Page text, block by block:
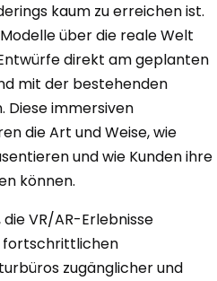
kaum zu erreichen ist.
über die reale Welt
direkt am geplanten
mit der bestehenden
Diese immersiven
die Art und Weise, wie
und wie Kunden ihre
können.
VR/AR-Erlebnisse
fortschrittlichen
zugänglicher und